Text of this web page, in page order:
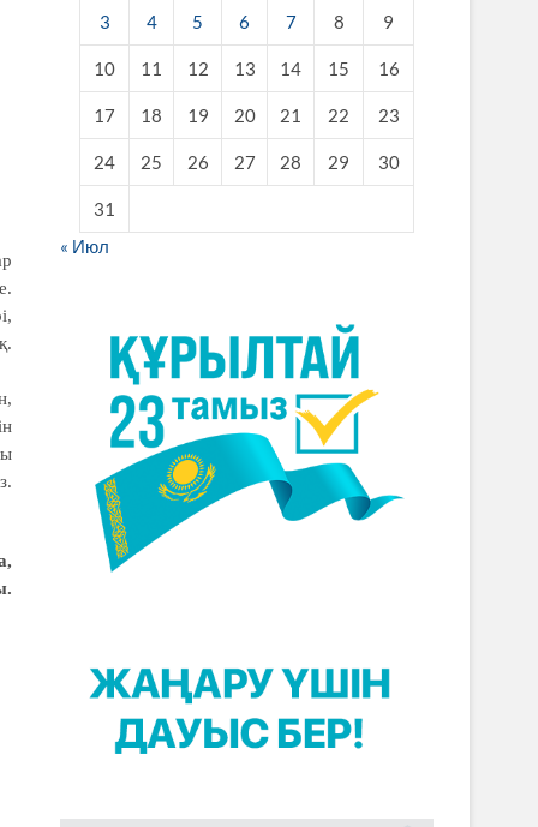
3 4 5 6 7 8 9
10 11 12 13 14 15 16
17 18 19 20 21 22 23
24 25 26 27 28 29 30
31
« Июл